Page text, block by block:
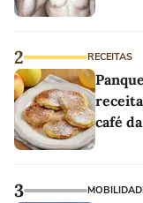
2 RECEITAS
café
3